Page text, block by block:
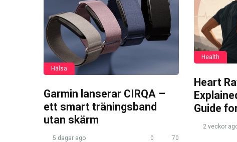
Hälsa
Garmin lanserar CIRQA –
ett smart träningsband
utan skärm
5 dagar ago 0 70
Health
Heart
Guide
2 veckor